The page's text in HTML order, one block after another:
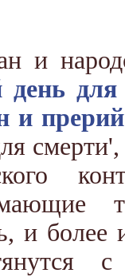
и
для
и прерий
и